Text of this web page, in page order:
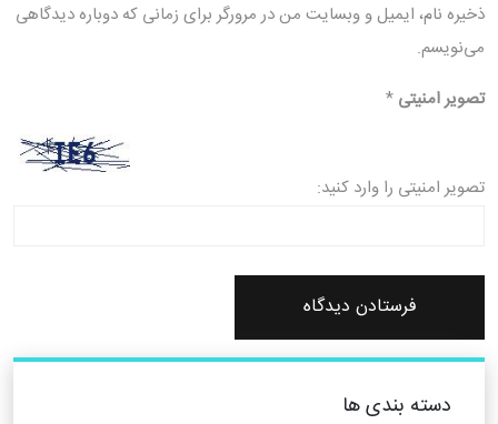
ذخیره نام، ایمیل و وبسایت من در مرورگر برای زمانی که دوباره دیدگاهی
می‌نویسم.
تصویر امنیتی *
تصویر امنیتی را وارد کنید:
دسته بندی ها